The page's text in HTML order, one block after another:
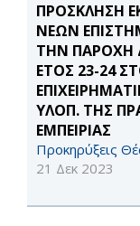
ΠΡΟΣΚΛΗΣΗ
ΝΕΩΝ
ΤΗΝ ΠΑΡΟΧΗ
ΕΤΟΣ 23-24
ΥΛΟΠ. ΤΗΣ
ΕΜΠΕΙΡΙΑΣ
Προκηρύξεις
21 Δεκ 2023